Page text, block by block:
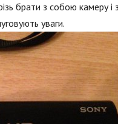
брати з собою камеру і
уваги.